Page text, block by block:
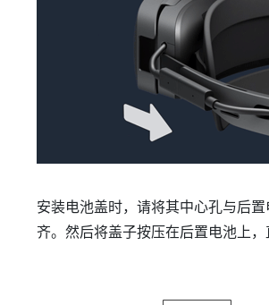
安装电池盖时，请将其中心孔与后
齐。然后将盖子按压在后置电池上，